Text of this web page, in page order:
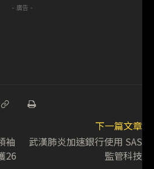
- 廣告 -
袖
26
下一篇文章
武漢肺炎加速銀行使用 SAS
監管科技